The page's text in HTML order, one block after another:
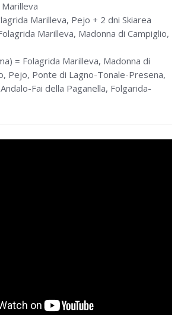
Marilleva, Pejo + 2 dni Skiarea
Marilleva, Madonna di Campiglio,
= Folagrida Marilleva, Madonna di
Pejo, Ponte di Lagno-Tonale-Presena,
Fai della Paganella, Folgarida-